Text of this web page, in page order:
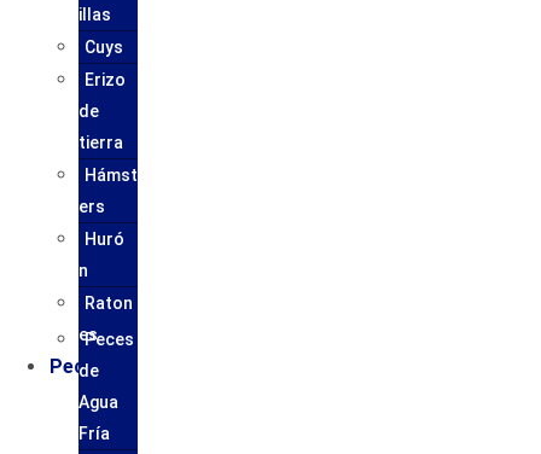
illas
Cuys
Erizo
de
tierra
Hámst
ers
Huró
n
Raton
es
Peces
Peces
de
Agua
Fría